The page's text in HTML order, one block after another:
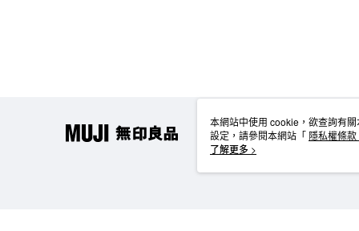
本網站中使用 cookie，欲查詢有
設定，請參閱本網站「 隱私權條款
使用 cookie。
了解更多 >